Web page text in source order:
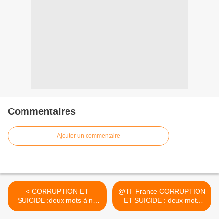
Commentaires
Ajouter un commentaire
< CORRUPTION ET
SUICIDE :deux mots à ne
pas...
@TI_France CORRUPTION
ET SUICIDE : deux mots
à... >